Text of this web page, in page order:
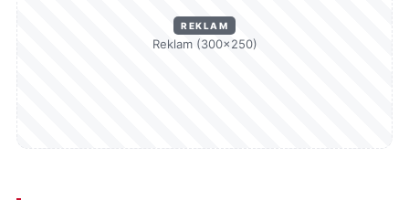
REKLAM
Reklam (300×250)